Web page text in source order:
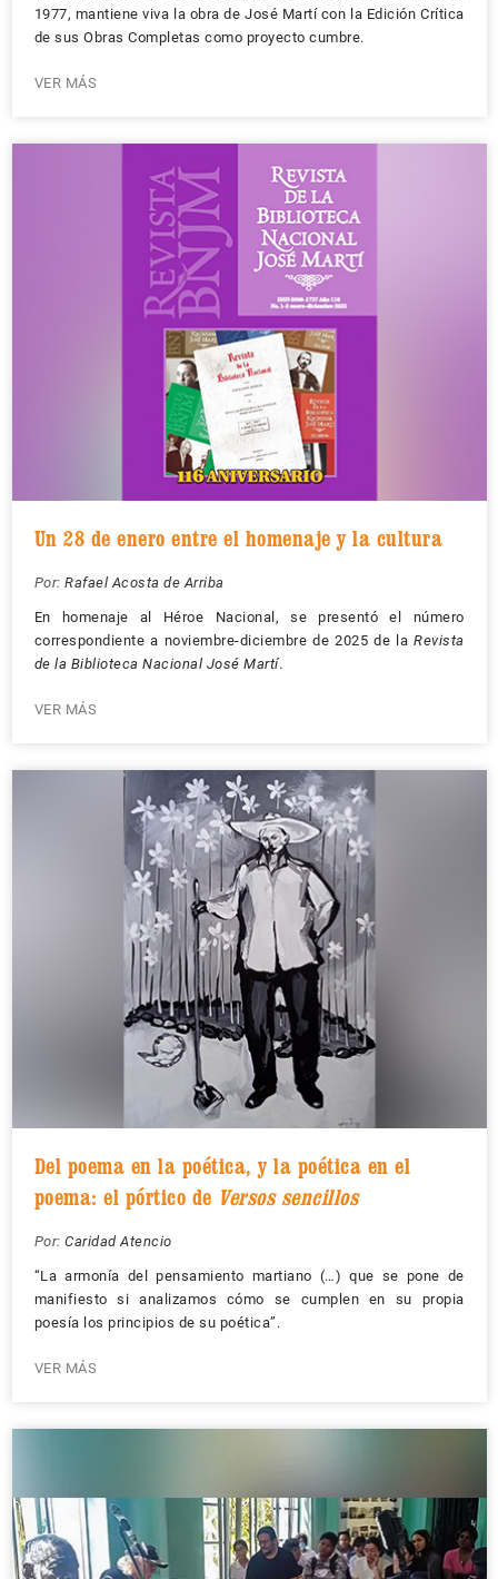
1977, mantiene viva la obra de José Martí con la Edición Crítica
de sus Obras Completas como proyecto cumbre.
VER MÁS
Un 28 de enero entre el homenaje y la cultura
Por: Rafael Acosta de Arriba
En homenaje al Héroe Nacional, se presentó el número
correspondiente a noviembre-diciembre de 2025 de la Revista
de la Biblioteca Nacional José Martí.
VER MÁS
Del poema en la poética, y la poética en el
poema: el pórtico de Versos sencillos
Por: Caridad Atencio
“La armonía del pensamiento martiano (…) que se pone de
manifiesto si analizamos cómo se cumplen en su propia
poesía los principios de su poética”.
VER MÁS